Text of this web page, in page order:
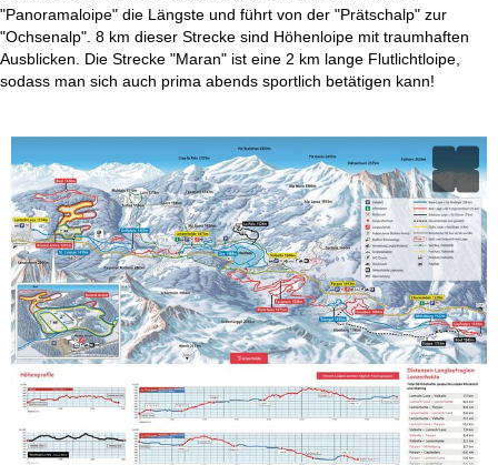
i
"Panoramaloipe" die Längste und führt von der "Prätschalp" zur
"Ochsenalp". 8 km dieser Strecke sind Höhenloipe mit traumhaften
Ausblicken. Die Strecke "Maran" ist eine 2 km lange Flutlichtloipe,
sodass man sich auch prima abends sportlich betätigen kann!